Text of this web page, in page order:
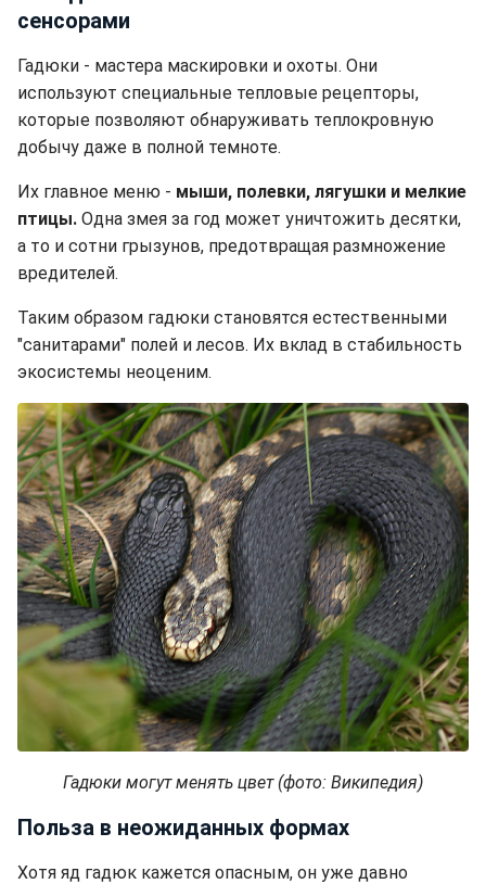
сенсорами
Гадюки - мастера маскировки и охоты. Они
используют специальные тепловые рецепторы,
которые позволяют обнаруживать теплокровную
добычу даже в полной темноте.
Их главное меню - мыши, полевки, лягушки и мелкие
птицы. Одна змея за год может уничтожить десятки,
а то и сотни грызунов, предотвращая размножение
вредителей.
Таким образом гадюки становятся естественными
"санитарами" полей и лесов. Их вклад в стабильность
экосистемы неоценим.
Гадюки могут менять цвет (фото: Википедия)
Польза в неожиданных формах
Хотя яд гадюк кажется опасным, он уже давно